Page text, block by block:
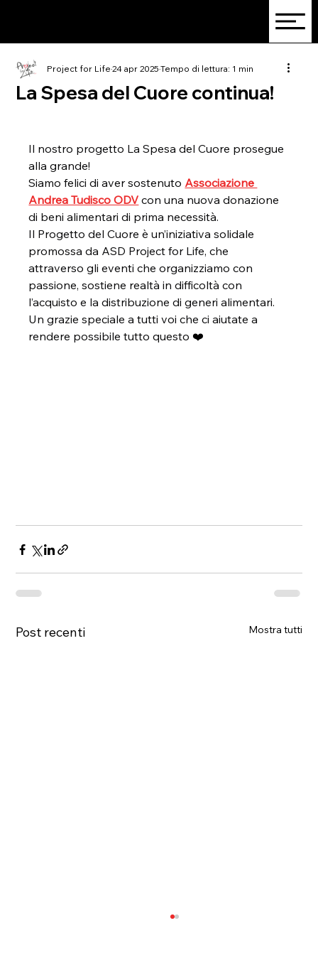
La Spesa del Cuore continua!
Project for Life24 apr 2025Tempo di lettura: 1 min
Il nostro progetto La Spesa del Cuore prosegue
alla grande!
Siamo felici di aver sostenuto Associazione
Andrea Tudisco ODV con una nuova donazione
di beni alimentari di prima necessità.
Il Progetto del Cuore è un’iniziativa solidale
promossa da ASD Project for Life, che
attraverso gli eventi che organizziamo con
passione, sostiene realtà in difficoltà con
l’acquisto e la distribuzione di generi alimentari.
Un grazie speciale a tutti voi che ci aiutate a
rendere possibile tutto questo ❤️
Post recenti Mostra tutti